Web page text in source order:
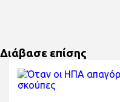
Διάβασε επίσης